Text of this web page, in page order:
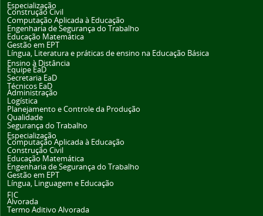
Especialização
Construção Civil
Computação Aplicada à Educação
Engenharia de Segurança do Trabalho
Educação Matemática
Gestão em EPT
Língua, Literatura e práticas de ensino na Educação Básica
Ensino à Distância
Equipe EaD
Secretaria EaD
Técnicos EaD
Administração
Logística
Planejamento e Controle da Produção
Qualidade
Segurança do Trabalho
Especialização
Computação Aplicada à Educação
Construção Civil
Educação Matemática
Engenharia de Segurança do Trabalho
Gestão em EPT
Língua, Linguagem e Educação
FIC
Alvorada
Termo Aditivo Alvorada